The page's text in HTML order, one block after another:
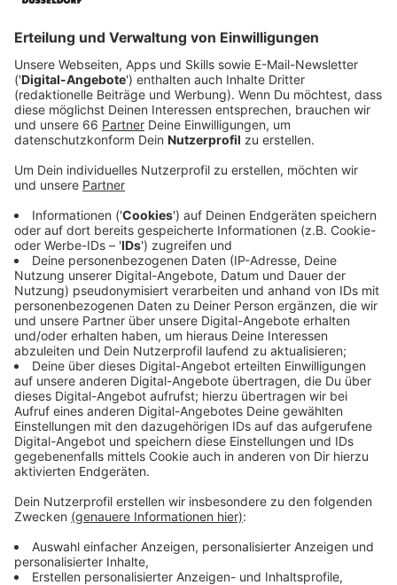
Silvia von Schweden hat einen Teil ihrer Jugend in
Düsseldorf verbracht und 1963 ihr Abitur am Luisen-
Gymnasium gemacht. Sie wird am Abend für ihr
Lebenswerk geehrt. Sie ist Gründerin und
Ehrenvorsitzende der World Childhood Foundation.
Anzeige
Silvia besucht die Uni-Klinik
Anzeige
Am Nachmittag besucht Silvia dasChildhood Haus
der Uniklinik; eine Anlaufstelle für Kinder und
Jugendliche, die sexuellen Missbrauch oder schwere
körperliche Gewalt erlebt haben. Der Preis
«Düsseldorfer des Jahres»wird von derRheinischen
Postverliehen und findet im Ständehaus statt.
Anzeige
Weitere Informationen und Links zum
Thema: